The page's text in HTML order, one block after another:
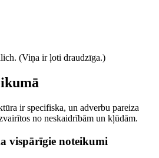
(Viņa ir ļoti draudzīga.)
ir specifiska, un adverbu pareiza
no neskaidrībām un kļūdām.
vispārīgie noteikumi